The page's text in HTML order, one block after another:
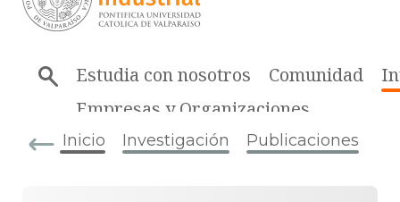
Estudia con nosotros Comunidad
Empresas y Organizaciones
Inicio Investigación Publicaciones